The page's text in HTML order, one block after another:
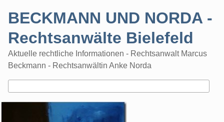
BECKMANN UND NORDA -
Rechtsanwälte Bielefeld
Aktuelle rechtliche Informationen - Rechtsanwalt Marcus
Beckmann - Rechtsanwältin Anke Norda